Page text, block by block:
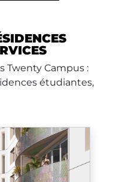
Twenty Campus :
étudiantes,